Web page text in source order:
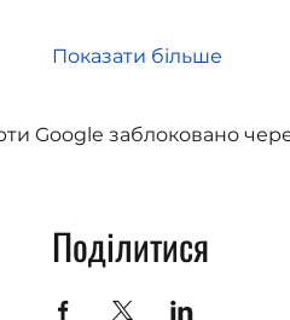
Показати більше
Google заблоковано
Поділитися